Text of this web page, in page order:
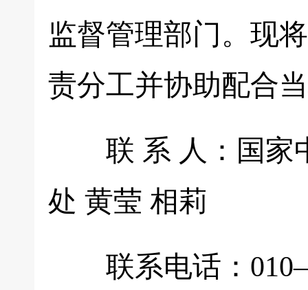
监督管理部门。现
责分工并协助配合
联 系 人：国家中
处 黄莹 相莉
联系电话：